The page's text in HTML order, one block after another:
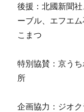
後援：北國新聞
ーブル、エフエ
こまつ
特別協賛：京う
所
企画協力：ジオ